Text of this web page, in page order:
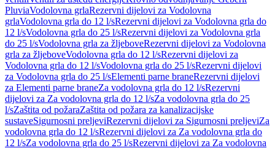
PluviaVodolovna grlaRezervni dijelovi za Vodolovna
grlaVodolovna grla do 12 l/sRezervni dijelovi za Vodolovna grla do
12 l/sVodolovna grla do 25 l/sRezervni dijelovi za Vodolovna grla
do 25 l/sVodolovna grla za žljeboveRezervni dijelovi za Vodolovna
grla za žljeboveVodolovna grla do 12 l/sRezervni dijelovi za
Vodolovna grla do 12 l/sVodolovna grla do 25 l/sRezervni dijelovi
za Vodolovna grla do 25 l/sElementi parne braneRezervni dijelovi
za Elementi parne braneZa vodolovna grla do 12 l/sRezervni
dijelovi za Za vodolovna grla do 12 l/sZa vodolovna grla do 25
l/sZaštita od požaraZaštita od požara za kanalizacijske
sustaveSigurnosni preljeviRezervni dijelovi za Sigurnosni preljeviZa
vodolovna grla do 12 l/sRezervni dijelovi za Za vodolovna grla do
12 l/sZa vodolovna grla do 25 l/sRezervni dijelovi za Za vodolovna